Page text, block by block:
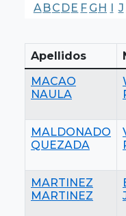
A BC DE F G H I J
Apellidos
MACAO
NAULA
MALDONADO
QUEZADA
MARTINEZ
MARTINEZ